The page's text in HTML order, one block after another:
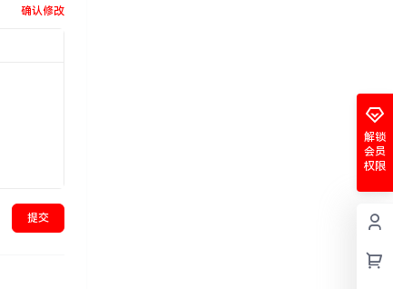
确认修改
提交
解锁
会员
权限